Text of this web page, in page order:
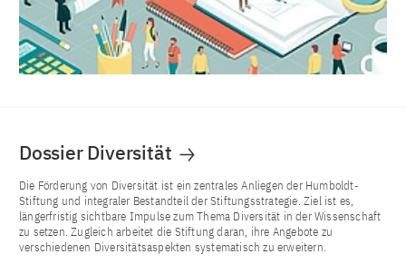
Dossier Diversität
Die Förderung von Diversität ist ein zentrales Anliegen der Humboldt-
Stiftung und integraler Bestandteil der Stiftungsstrategie. Ziel ist es,
längerfristig sichtbare Impulse zum Thema Diversität in der Wissenschaft
zu setzen. Zugleich arbeitet die Stiftung daran, ihre Angebote zu
verschiedenen Diversitätsaspekten systematisch zu erweitern.